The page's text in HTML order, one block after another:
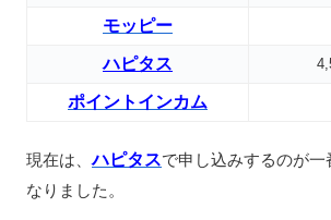
モッピー
ハピタス
ポイントインカム
現在は、ハピタスで申し込みするのが一
なりました。